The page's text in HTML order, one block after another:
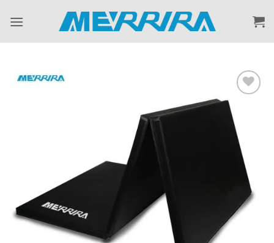
ยัง
Add to
Wishlist